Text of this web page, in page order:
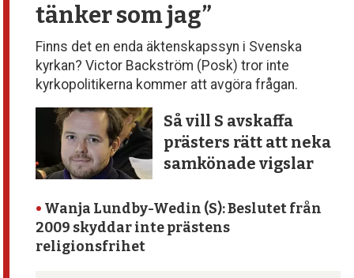
tänker som jag”
Finns det en enda äktenskapssyn i Svenska
kyrkan? Victor Backström (Posk) tror inte
kyrkopolitikerna kommer att avgöra frågan.
Så vill S avskaffa
prästers rätt att neka
samkönade vigslar
• Wanja Lundby-Wedin (S): Beslutet från
2009 skyddar inte prästens
religionsfrihet